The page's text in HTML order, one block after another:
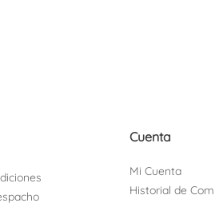
Cuenta
Mi Cuenta
Historial de